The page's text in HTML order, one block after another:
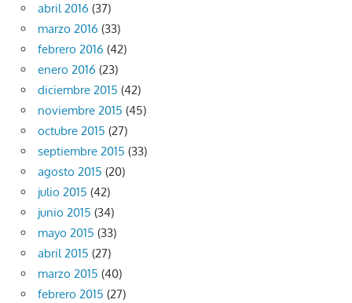
abril 2016 (37)
marzo 2016 (33)
febrero 2016 (42)
enero 2016 (23)
diciembre 2015 (42)
noviembre 2015 (45)
octubre 2015 (27)
septiembre 2015 (33)
agosto 2015 (20)
julio 2015 (42)
junio 2015 (34)
mayo 2015 (33)
abril 2015 (27)
marzo 2015 (40)
febrero 2015 (27)